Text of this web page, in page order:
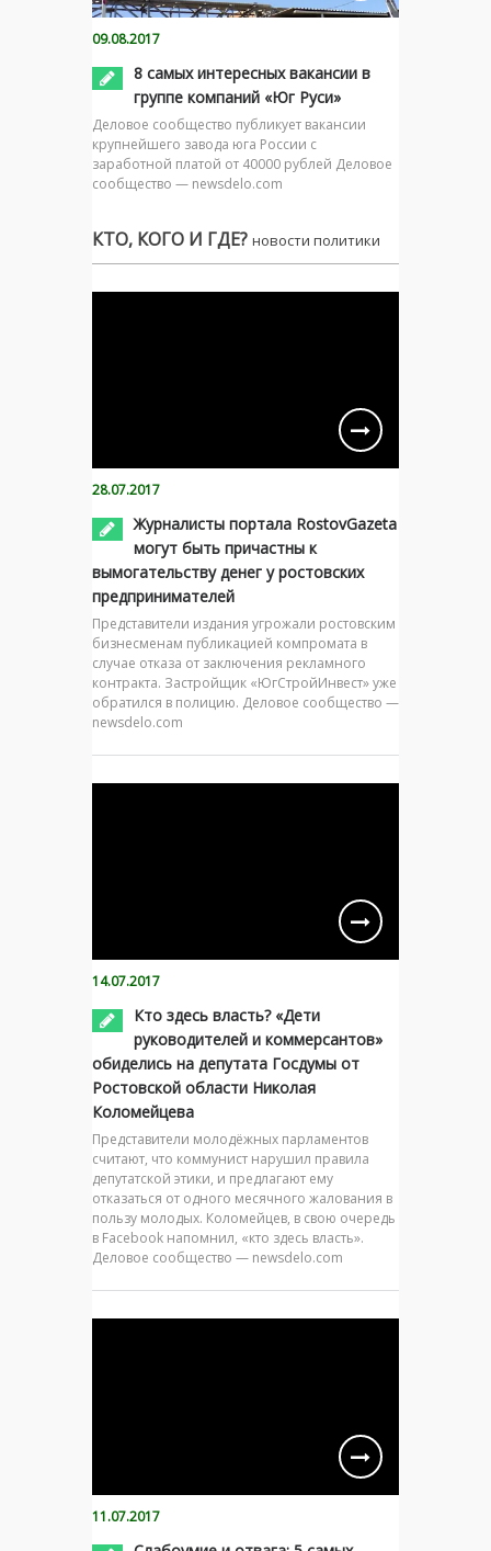
09.08.2017
8 самых интересных вакансии в
группе компаний «Юг Руси»
Деловое сообщество публикует вакансии
крупнейшего завода юга России с
заработной платой от 40000 рублей Деловое
сообщество — newsdelo.com
КТО, КОГО И ГДЕ? новости политики
28.07.2017
Журналисты портала RostovGazeta
могут быть причастны к
вымогательству денег у ростовских
предпринимателей
Представители издания угрожали ростовским
бизнесменам публикацией компромата в
случае отказа от заключения рекламного
контракта. Застройщик «ЮгСтройИнвест» уже
обратился в полицию. Деловое сообщество —
newsdelo.com
14.07.2017
Кто здесь власть? «Дети
руководителей и коммерсантов»
обиделись на депутата Госдумы от
Ростовской области Николая
Коломейцева
Представители молодёжных парламентов
считают, что коммунист нарушил правила
депутатской этики, и предлагают ему
отказаться от одного месячного жалования в
пользу молодых. Коломейцев, в свою очередь
в Facebook напомнил, «кто здесь власть».
Деловое сообщество — newsdelo.com
11.07.2017